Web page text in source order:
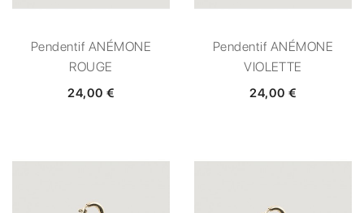
Pendentif ANÉMONE
ROUGE
24,00 €
Pendentif ANÉMONE
VIOLETTE
24,00 €